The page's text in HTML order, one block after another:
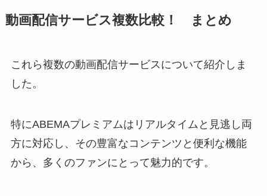
動画配信サービス複数比較！ まとめ
これら複数の動画配信サービスについて紹介しま
した。
特にABEMAプレミアムはリアルタイムと見逃し両
方に対応し、その豊富なコンテンツと便利な機能
から、多くのファンにとって魅力的です。